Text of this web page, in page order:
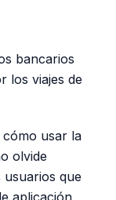
bancarios
los viajes de
cómo usar la
olvide
que
aplicación